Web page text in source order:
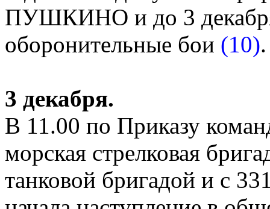
ПУШКИНО и до 3
оборонительные бои (10).
3 декабря.
В 11.00 по Приказу
морская стрелковая
танковой бригадой и с